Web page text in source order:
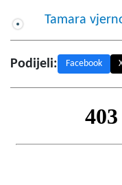
Tamara
Podijeli: Facebook